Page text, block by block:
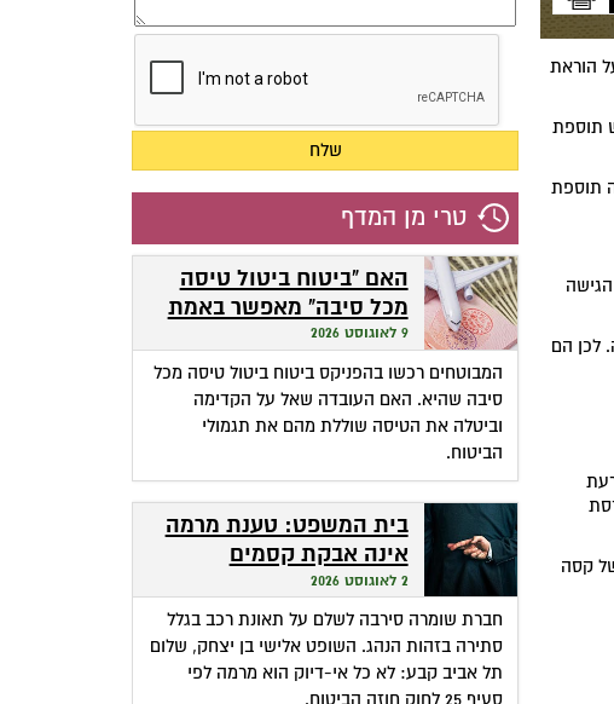
הוראת
תוספת
תוספת
לכן הם
קסה
טרי מן המדף
האם "ביטוח ביטול טיסה
מכל סיבה" מאפשר באמת
ביטול מכל סיבה?
9 לאוגוסט 2026
המבוטחים רכשו בהפניקס ביטוח ביטול טיסה מכל
סיבה שהיא. האם העובדה שאל על הקדימה
וביטלה את הטיסה שוללת מהם את תגמולי
הביטוח.
בית המשפט: טענת מרמה
אינה אבקת קסמים
שהופכת אי-דיוק לפטור
מתשלום
2 לאוגוסט 2026
חברת שומרה סירבה לשלם על תאונת רכב בגלל
סתירה בזהות הנהג. השופט אלישי בן יצחק, שלום
תל אביב קבע: לא כל אי-דיוק הוא מרמה לפי
סעיף 25 לחוק חוזה הביטוח.